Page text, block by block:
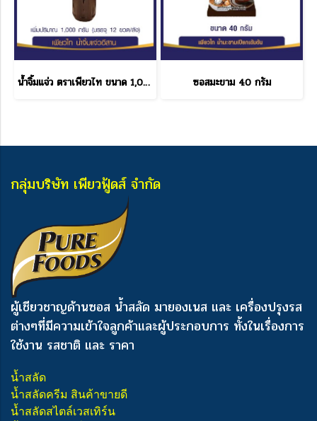
น้ำจิ้มแจ่ว ตราเพียวไท ขนาด 1,000 กรัม ซอสมะขาม 40 กรัม
กลุ่มบริษัท เพียวฟู้ดส์ จำกัด
ผู้เชียวชาญด้านซอส น้ำสลัด มายองเนส และ เครื่องปรุงรส
ต่างๆที่มีความเข้าใจลูกค้าและผู้ประกอบการ ทั้งในเรื่องการ
ใช้งาน รสชาติ และ ราคา
น้ำสลัด
น้ำสลัดครีม สินค้าขายดี
น้ำสลัดสไตล์เวสเทิร์น